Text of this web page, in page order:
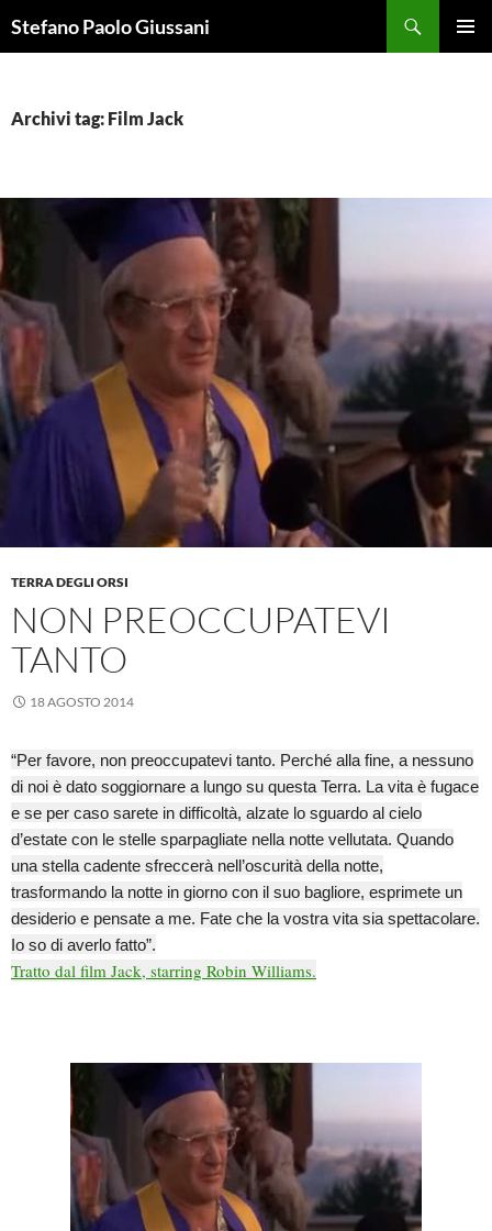
alStefano Paolo Giussani
Archivi tag: Film Jack
TERRA DEGLI ORSI
NON PREOCCUPATEVI
TANTO
18 AGOSTO 2014
“Per favore, non preoccupatevi tanto. Perché alla fine, a nessuno
di noi è dato soggiornare a lungo su questa Terra. La vita è fugace
e se per caso sarete in difficoltà, alzate lo sguardo al cielo
d’estate con le stelle sparpagliate nella notte vellutata. Quando
una stella cadente sfreccerà nell’oscurità della notte,
trasformando la notte in giorno con il suo bagliore, esprimete un
desiderio e pensate a me. Fate che la vostra vita sia spettacolare.
Io so di averlo fatto”.
Tratto dal film Jack, starring Robin Williams.